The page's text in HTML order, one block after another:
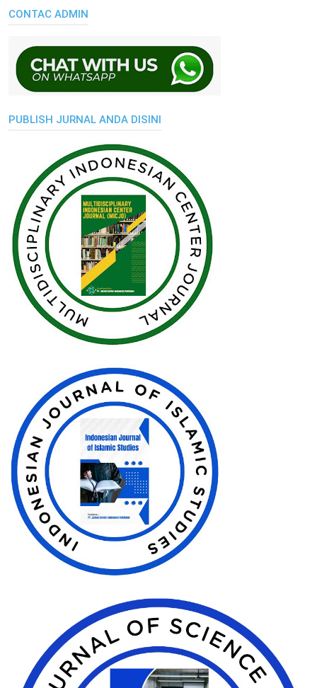
CONTAC ADMIN
PUBLISH JURNAL ANDA DISINI